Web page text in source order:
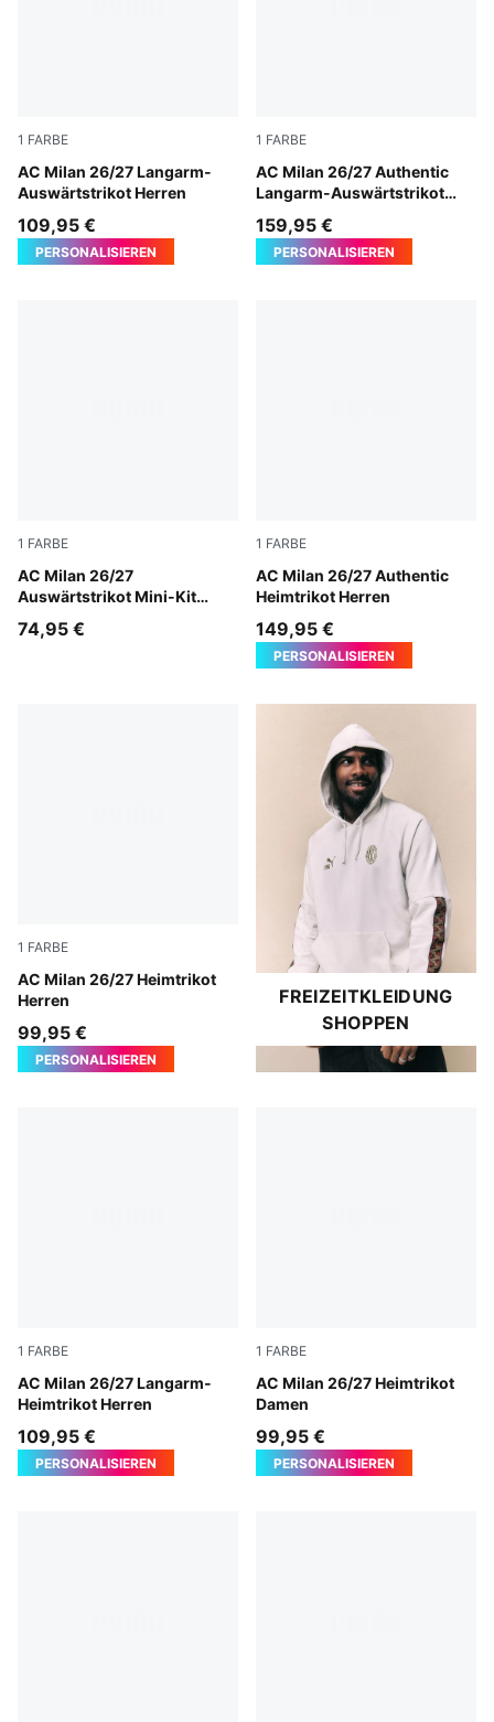
1 FARBE
AC Milan 26/27 Langarm-
Auswärtstrikot Herren
PUMA White-Victory Gold
109,95 €
PERSONALISIEREN
1 FARBE
AC Milan 26/27 Authentic
Langarm-Auswärtstrikot
PUMA White-Victory Gold
159,95 €
PERSONALISIEREN
1 FARBE
AC Milan 26/27
Auswärtstrikot Mini-Kit
PUMA White-Victory Gold
74,95 €
1 FARBE
AC Milan 26/27 Authentic
Heimtrikot Herren
PUMA Black-For All Time
149,95 €
PERSONALISIEREN
1 FARBE
AC Milan 26/27 Heimtrikot
Herren
PUMA Black-For All Time Red
99,95 €
PERSONALISIEREN
FREIZEITKLEIDUNG
SHOPPEN
1 FARBE
AC Milan 26/27 Langarm-
Heimtrikot Herren
PUMA Black-For All Time Red
109,95 €
PERSONALISIEREN
1 FARBE
AC Milan 26/27 Heimtrikot
Damen
PUMA Black-For All Time
99,95 €
PERSONALISIEREN